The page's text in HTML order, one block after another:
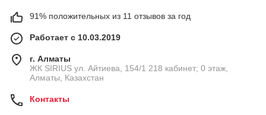
91% положительных из 11 отзывов за год
Работает с 10.03.2019
г. Алматы
​ЖК SIRIUS​ ул. Айтиева, 154/1​ 218 кабинет; 0 этаж,
Алматы, Казахстан
Контакты